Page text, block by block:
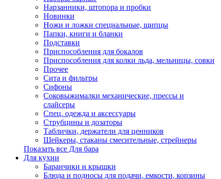
Нарзанники, штопора и пробки
Новинки
Ножи и ложки специальные, щипцы
Папки, книги и бланки
Подставки
Приспособления для бокалов
Приспособления для колки льда, мельницы, совки
Прочее
Сита и фильтры
Сифоны
Соковыжималки механические, прессы и
слайсеры
Спец. одежда и аксессуары
Струбцины и дозаторы
Таблички, держатели для ценников
Шейкеры, стаканы смесительные, стрейнеры
Показать все Для бара
Для кухни
Баранчики и крышки
Блюда и подносы для подачи, емкости, корзины